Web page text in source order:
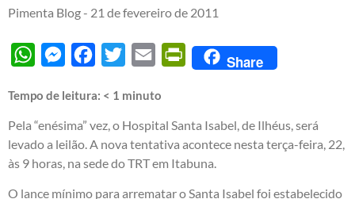
Pimenta Blog - 21 de fevereiro de 2011
WhatsAppMessengerFacebook
Twitter Email PrintFriendly
Share
Tempo de leitura: < 1 minuto
Pela “enésima” vez, o Hospital Santa Isabel, de Ilhéus, será
levado a leilão. A nova tentativa acontece nesta terça-feira, 22,
às 9 horas, na sede do TRT em Itabuna.
O lance mínimo para arrematar o Santa Isabel foi estabelecido